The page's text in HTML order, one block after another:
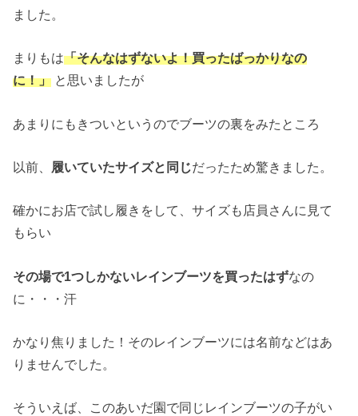
ました。
まりもは「そんなはずないよ！買ったばっかりなの
に！」 と思いましたが
あまりにもきついというのでブーツの裏をみたところ
以前、 履いていたサイズと同じだったため驚きました。
確かにお店で試し履きをして、サイズも店員さんに見て
もらい
その場で1つしかないレインブーツを買ったはずなの
に・・・汗
かなり焦りました！そのレインブーツには名前などはあ
りませんでした。
そういえば、このあいだ園で同じレインブーツの子がい